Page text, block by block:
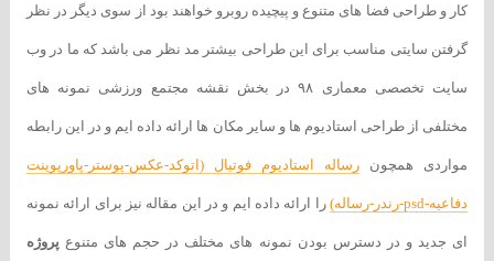
کار و طراحی فضا های متنوع و پیچیده روبرو خواهند بود از سوی دیگر در نظر
گرفتن سایتی مناسب برای این طراحی بیشتر مد نظر می باشد که ما در وب
سایت تخصصی معماری ۹۸ در بخش نقشه مجتمع ورزشی نمونه های
مختلفی از طراحی استادیوم ها و سایر مکان ها ارائه داده ایم و در این رابطه
مواردی همچون رساله استادیوم فوتبال (اتوکد-عکس-پوستر-پاورپوینت
دفاعیه-psd-رندر-رساله) را ارائه داده ایم و در این مقاله نیز برای ارائه نمونه
ای جدید و در دسترس بودن نمونه های مختلف در حجم های متنوع پروژه